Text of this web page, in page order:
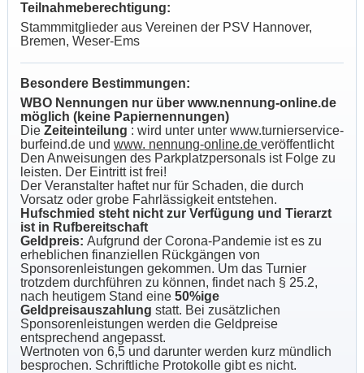
Teilnahmeberechtigung:
Stammmitglieder aus Vereinen der PSV Hannover,
Bremen, Weser-Ems
Besondere Bestimmungen:
WBO Nennungen nur über www.nennung-online.de
möglich (keine Papiernennungen)
Die Zeiteinteilung : wird unter unter www.turnierservice-
burfeind.de und www. nennung-online.de veröffentlicht
Den Anweisungen des Parkplatzpersonals ist Folge zu
leisten. Der Eintritt ist frei!
Der Veranstalter haftet nur für Schaden, die durch
Vorsatz oder grobe Fahrlässigkeit entstehen.
Hufschmied steht nicht zur Verfügung und Tierarzt
ist in Rufbereitschaft
Geldpreis: Aufgrund der Corona-Pandemie ist es zu
erheblichen finanziellen Rückgängen von
Sponsorenleistungen gekommen. Um das Turnier
trotzdem durchführen zu können, findet nach § 25.2,
nach heutigem Stand eine 50%ige
Geldpreisauszahlung statt. Bei zusätzlichen
Sponsorenleistungen werden die Geldpreise
entsprechend angepasst.
Wertnoten von 6,5 und darunter werden kurz mündlich
besprochen. Schriftliche Protokolle gibt es nicht.